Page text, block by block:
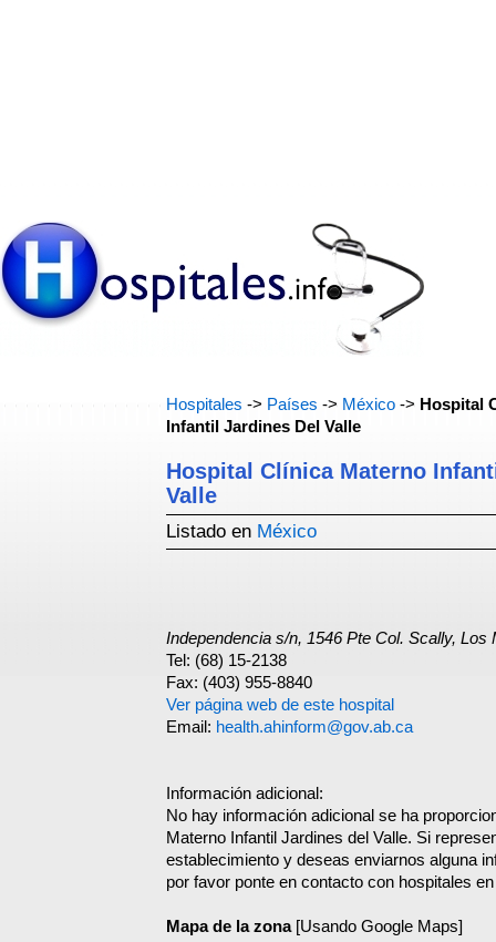
Hospitales -> Países -> México -> Hospital
Infantil Jardines Del Valle
Hospital Clínica Materno
Valle
Listado en México
Independencia s/n, 1546 Pte Col. Scally, Los
Tel: (68) 15-2138
Fax: (403) 955-8840
Ver página web de este hospital
Email: health.ahinform@gov.ab.ca
Información adicional:
No hay información adicional se ha
Materno Infantil Jardines del Valle. Si
establecimiento y deseas enviarnos alguna
por favor ponte en contacto con hospitales
Mapa de la zona[Usando Google Maps]